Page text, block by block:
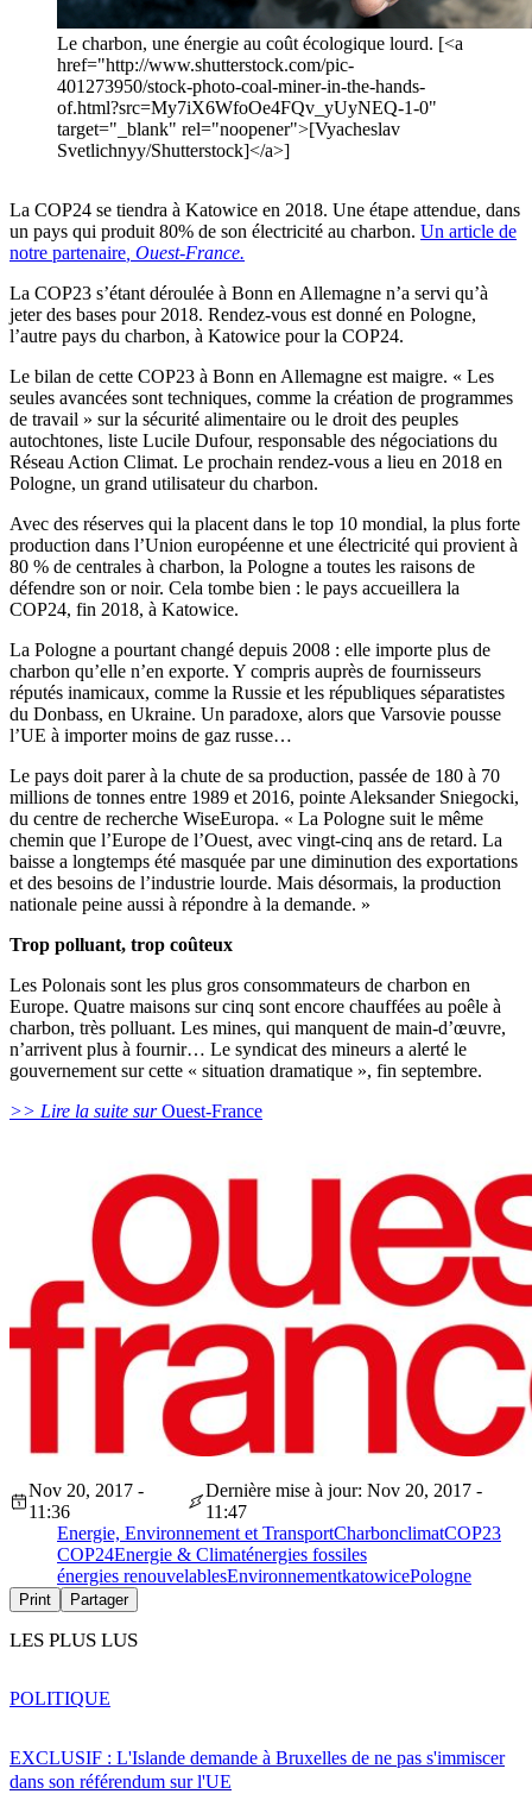
Le charbon, une énergie au coût écologique lourd. [<a
href="http://www.shutterstock.com/pic-
401273950/stock-photo-coal-miner-in-the-hands-
of.html?src=My7iX6WfoOe4FQv_yUyNEQ-1-0"
target="_blank" rel="noopener">[Vyacheslav
Svetlichnyy/Shutterstock]</a>]
La COP24 se tiendra à Katowice en 2018. Une étape attendue, dans
un pays qui produit 80% de son électricité au charbon. Un article de
notre partenaire , Ouest-France.
La COP23 s’étant déroulée à Bonn en Allemagne n’a servi qu’à
jeter des bases pour 2018. Rendez-vous est donné en Pologne,
l’autre pays du charbon, à Katowice pour la COP24.
Le bilan de cette COP23 à Bonn en Allemagne est maigre. « Les
seules avancées sont techniques, comme la création de programmes
de travail » sur la sécurité alimentaire ou le droit des peuples
autochtones, liste Lucile Dufour, responsable des négociations du
Réseau Action Climat. Le prochain rendez-vous a lieu en 2018 en
Pologne, un grand utilisateur du charbon.
Avec des réserves qui la placent dans le top 10 mondial, la plus forte
production dans l’Union européenne et une électricité qui provient à
80 % de centrales à charbon, la Pologne a toutes les raisons de
défendre son or noir. Cela tombe bien : le pays accueillera la
COP24, fin 2018, à Katowice.
La Pologne a pourtant changé depuis 2008 : elle importe plus de
charbon qu’elle n’en exporte. Y compris auprès de fournisseurs
réputés inamicaux, comme la Russie et les républiques séparatistes
du Donbass, en Ukraine. Un paradoxe, alors que Varsovie pousse
l’UE à importer moins de gaz russe…
Le pays doit parer à la chute de sa production, passée de 180 à 70
millions de tonnes entre 1989 et 2016, pointe Aleksander Sniegocki,
du centre de recherche WiseEuropa. « La Pologne suit le même
chemin que l’Europe de l’Ouest, avec vingt-cinq ans de retard. La
baisse a longtemps été masquée par une diminution des exportations
et des besoins de l’industrie lourde. Mais désormais, la production
nationale peine aussi à répondre à la demande. »
Trop polluant, trop coûteux
Les Polonais sont les plus gros consommateurs de charbon en
Europe. Quatre maisons sur cinq sont encore chauffées au poêle à
charbon, très polluant. Les mines, qui manquent de main-d’œuvre,
n’arrivent plus à fournir… Le syndicat des mineurs a alerté le
gouvernement sur cette « situation dramatique », fin septembre.
>> Lire la suite surOuest-France
Nov 20, 2017 -
11:36
Dernière mise à jour: Nov 20, 2017 -
11:47
Energie, Environnement et TransportCharbonclimatCOP23
COP24Energie & Climaténergies fossiles
énergies renouvelablesEnvironnementkatowicePologne
Print Partager
LES PLUS LUS
EXCLUSIF : L'Islande demande à Bruxelles de ne pas s'immiscer
dans son référendum sur l'UE
POLITIQUE